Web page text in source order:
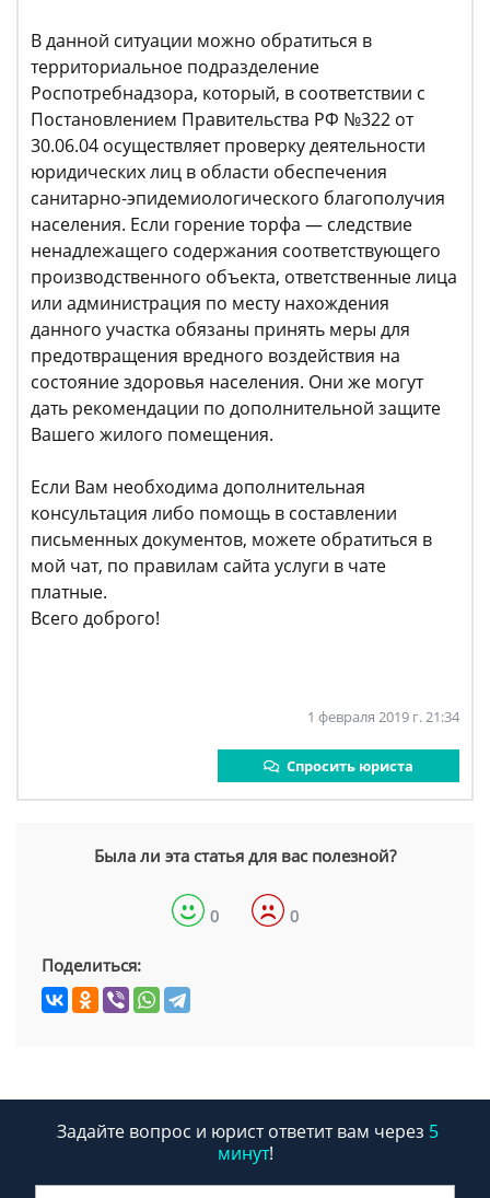
В данной ситуации можно обратиться в
территориальное подразделение
Роспотребнадзора, который, в соответствии с
Постановлением Правительства РФ №322 от
30.06.04 осуществляет проверку деятельности
юридических лиц в области обеспечения
санитарно-эпидемиологического благополучия
населения. Если горение торфа — следствие
ненадлежащего содержания соответствующего
производственного объекта, ответственные лица
или администрация по месту нахождения
данного участка обязаны принять меры для
предотвращения вредного воздействия на
состояние здоровья населения. Они же могут
дать рекомендации по дополнительной защите
Вашего жилого помещения.
Если Вам необходима дополнительная
консультация либо помощь в составлении
письменных документов, можете обратиться в
мой чат, по правилам сайта услуги в чате
платные.
Всего доброго!
1 февраля 2019 г. 21:34
Спросить юриста
Была ли эта статья для вас полезной?
0 0
Поделиться:
Задайте вопрос и юрист ответит вам через 5
минут!